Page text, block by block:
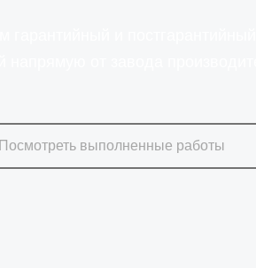
Посмотреть выполненные работы